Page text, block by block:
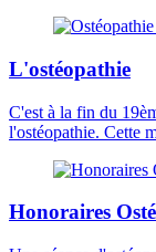
L'ostéopathie
C'est à la fin du
l'ostéopathie. Cette
Honoraires